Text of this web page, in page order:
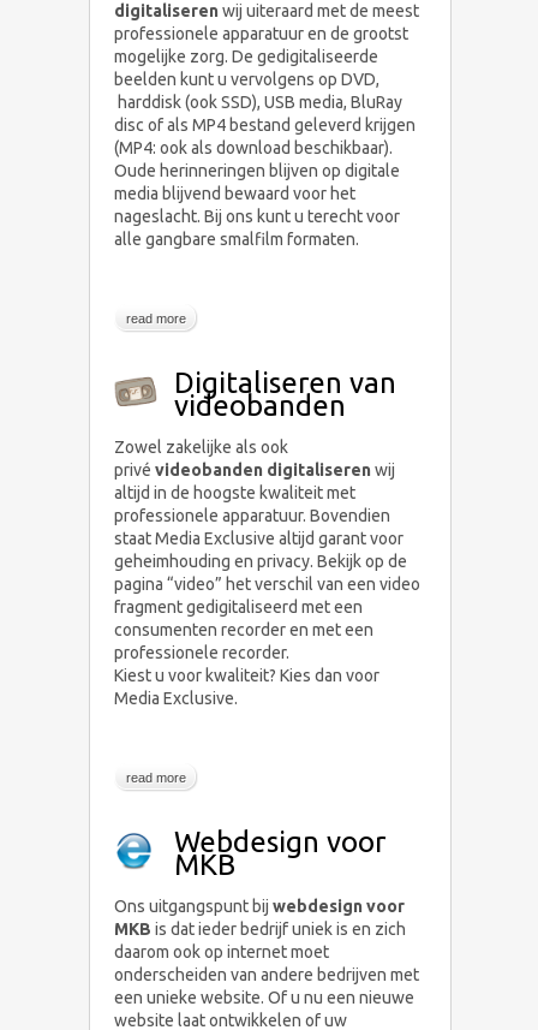
digitaliseren wij uiteraard met de meest
professionele apparatuur en de grootst
mogelijke zorg. De gedigitaliseerde
beelden kunt u vervolgens op DVD,
harddisk (ook SSD), USB media, BluRay
disc of als MP4 bestand geleverd krijgen
(MP4: ook als download beschikbaar).
Oude herinneringen blijven op digitale
media blijvend bewaard voor het
nageslacht. Bij ons kunt u terecht voor
alle gangbare smalfilm formaten.
read more
Digitaliseren van
videobanden
Zowel zakelijke als ook
privé videobanden digitaliseren wij
altijd in de hoogste kwaliteit met
professionele apparatuur. Bovendien
staat Media Exclusive altijd garant voor
geheimhouding en privacy. Bekijk op de
pagina “video” het verschil van een video
fragment gedigitaliseerd met een
consumenten recorder en met een
professionele recorder.
Kiest u voor kwaliteit? Kies dan voor
Media Exclusive.
read more
Webdesign voor
MKB
Ons uitgangspunt bij webdesign voor
MKB is dat ieder bedrijf uniek is en zich
daarom ook op internet moet
onderscheiden van andere bedrijven met
een unieke website. Of u nu een nieuwe
website laat ontwikkelen of uw